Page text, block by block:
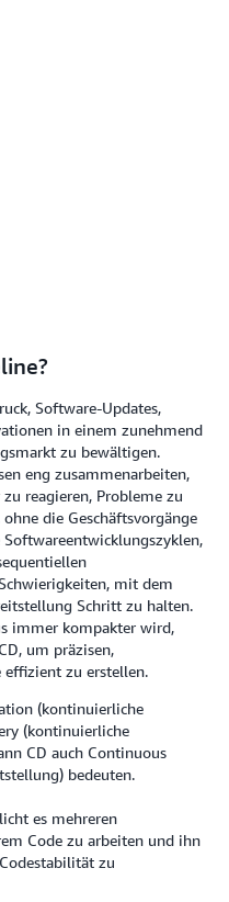
Software-Updates,
in einem zunehmend
zu bewältigen.
eng zusammenarbeiten,
reagieren, Probleme zu
die Geschäftsvorgänge
mit dem
Schritt zu halten.
immer kompakter wird,
um präzisen,
effizient zu erstellen.
(kontinuierliche
(kontinuierliche
CD auch Continuous
bedeuten.
es mehreren
Code zu arbeiten und ihn
zu